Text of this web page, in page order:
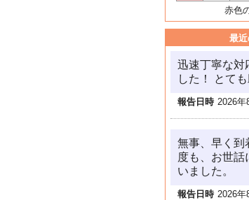
赤色
最
迅速丁寧な対
した！ とて
報告日時 2026年
無事、早く到
度も、お世
いました。
報告日時 2026年